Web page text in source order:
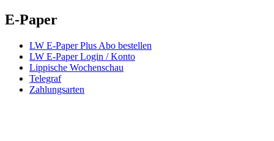
E-Paper
LW E-Paper Plus Abo bestellen
LW E-Paper Login / Konto
Lippische Wochenschau
Telegraf
Zahlungsarten